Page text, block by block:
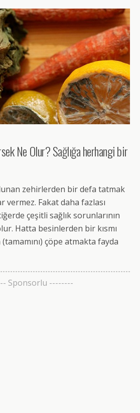
Ne Olur? Sağlığa herhangi bir
zehirlerden bir defa tatmak
vermez. Fakat daha fazlası
çeşitli sağlık sorunlarının
Hatta besinlerden bir kısmı
çöpe atmakta fayda
Sponsorlu --------